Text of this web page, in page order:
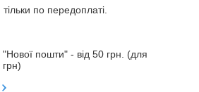
по передоплаті.
пошти" - від 50 грн. (для